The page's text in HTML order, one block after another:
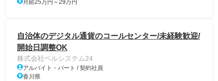
月給25万円～29万円
自治体のデジタル通貨のコールセンター/未経験歓迎/
開始日調整OK
株式会社ベルシステム24
アルバイト・パート / 契約社員
香川県